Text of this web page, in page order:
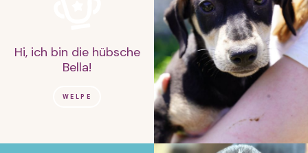
Hi, ich bin die hübsche
Bella!
WELPE